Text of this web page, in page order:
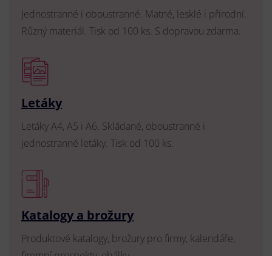
Jednostranné i oboustranné. Matné, lesklé i přírodní.
Různý materiál. Tisk od 100 ks. S dopravou zdarma.
Letáky
Letáky A4, A5 i A6. Skládané, oboustranné i
jednostranné letáky. Tisk od 100 ks.
Katalogy a brožury
Produktové katalogy, brožury pro firmy, kalendáře,